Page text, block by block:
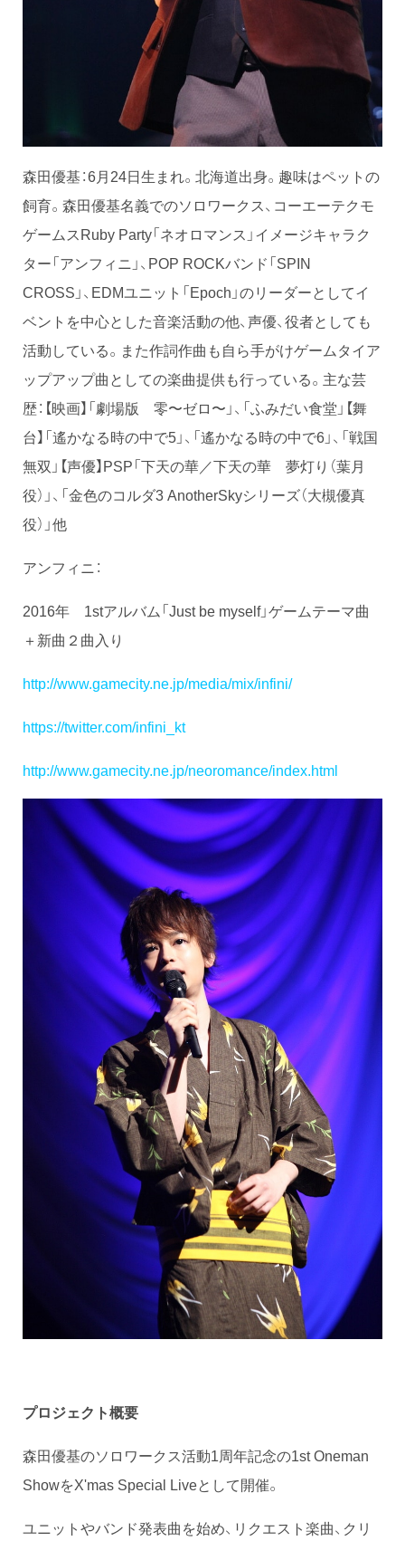
森田優基：6月24日生まれ。北海道出身。趣味はペットの
飼育。森田優基名義でのソロワークス、コーエーテクモ
ゲームスRuby Party「ネオロマンス」イメージキャラク
ター「アンフィニ」、POP ROCKバンド「SPIN
CROSS」、EDMユニット「Epoch」のリーダーとしてイ
ベントを中心とした音楽活動の他、声優、役者としても
活動している。また作詞作曲も自ら手がけゲームタイア
ップアップ曲としての楽曲提供も行っている。主な芸
歴：【映画】「劇場版 零〜ゼロ〜」、「ふみだい食堂」【舞
台】「遙かなる時の中で5」、「遙かなる時の中で6」、「戦国
無双」【声優】PSP「下天の華／下天の華 夢灯り（葉月
役）」、「金色のコルダ3 AnotherSkyシリーズ（大槻優真
役）」他
アンフィニ：
2016年 1stアルバム「Just be myself」ゲームテーマ曲
＋新曲２曲入り
http://www.gamecity.ne.jp/media/mix/infini/
https://twitter.com/infini_kt
http://www.gamecity.ne.jp/neoromance/index.html
プロジェクト概要
森田優基のソロワークス活動1周年記念の1st Oneman
ShowをX'mas Special Liveとして開催。
ユニットやバンド発表曲を始め、リクエスト楽曲、クリ